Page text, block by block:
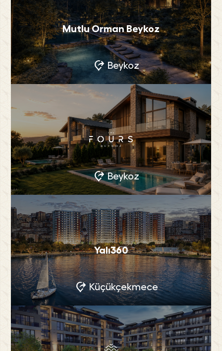
Beykoz
Mutlu Orman Beykoz
Beykoz
Küçükçekmece
Yalı360